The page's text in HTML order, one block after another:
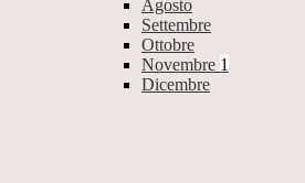
Agosto
Settembre
Ottobre
Novembre 1
Dicembre